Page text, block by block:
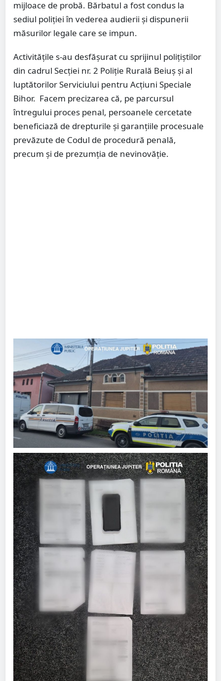
mijloace de probă. Bărbatul a fost condus la
sediul poliției în vederea audierii și dispunerii
măsurilor legale care se impun.
Activitățile s-au desfășurat cu sprijinul polițiștilor
din cadrul Secției nr. 2 Poliție Rurală Beiuș și al
luptătorilor Serviciului pentru Acțiuni Speciale
Bihor. Facem precizarea că, pe parcursul
întregului proces penal, persoanele cercetate
beneficiază de drepturile și garanțiile procesuale
prevăzute de Codul de procedură penală,
precum și de prezumția de nevinovăție.